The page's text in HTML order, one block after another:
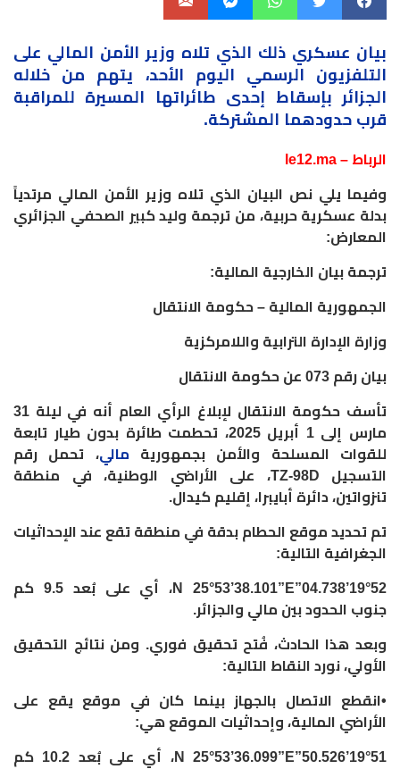
بيان عسكري ذلك الذي تلاه وزير الأمن المالي على
التلفزيون الرسمي اليوم الأحد، يتهم من خلاله
الجزائر بإسقاط إحدى طائراتها المسيرة للمراقبة
قرب حدودهما المشتركة.
الرباط – le12.ma
وفيما يلي نص البيان الذي تلاه وزير الأمن المالي مرتدياً
بدلة عسكرية حربية، من ترجمة وليد كبير الصحفي الجزائري
المعارض:
ترجمة بيان الخارجية المالية:
‏الجمهورية المالية – حكومة الانتقال
‏وزارة الإدارة الترابية واللامركزية
‏بيان رقم 073 عن حكومة الانتقال
‏تأسف حكومة الانتقال لإبلاغ الرأي العام أنه في ليلة 31
مارس إلى 1 أبريل 2025، تحطمت طائرة بدون طيار تابعة
للقوات المسلحة والأمن بجمهورية مالي، تحمل رقم
التسجيل TZ-98D، على الأراضي الوطنية، في منطقة
تنزواتين، دائرة أبايبرا، إقليم كيدال.
‏تم تحديد موقع الحطام بدقة في منطقة تقع عند الإحداثيات
الجغرافية التالية:
‏19°52’04.738”N 25°53’38.101”E، أي على بُعد 9.5 كم
جنوب الحدود بين مالي والجزائر.
‏وبعد هذا الحادث، فُتح تحقيق فوري. ومن نتائج التحقيق
الأولي، نورد النقاط التالية:
‏•انقطع الاتصال بالجهاز بينما كان في موقع يقع على
الأراضي المالية، وإحداثيات الموقع هي:
‏19°51’50.526”N 25°53’36.099”E، أي على بُعد 10.2 كم